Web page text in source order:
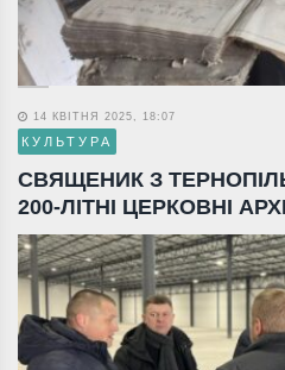
14 КВІТНЯ 2025, 18:07
КУЛЬТУРА
СВЯЩЕНИК З
200-ЛІТНІ ЦЕРКОВНІ